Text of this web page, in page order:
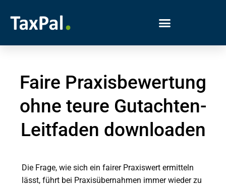
Faire Praxisbewertung
ohne teure Gutachten-
Leitfaden downloaden
Die Frage, wie sich ein fairer Praxiswert ermitteln
lässt, führt bei Praxisübernahmen immer wieder zu